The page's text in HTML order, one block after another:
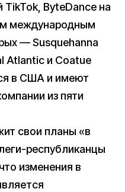
ByteDance на
международным
— Susquehanna
Atlantic и Coatue
в США и имеют
из пяти
свои планы «в
республиканцы
изменения в